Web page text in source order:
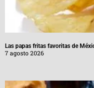
Las papas fritas favoritas de
7 agosto 2026